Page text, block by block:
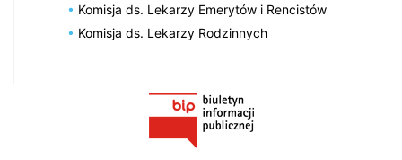
Komisja ds. Lekarzy Emerytów i Rencistów
Komisja ds. Lekarzy Rodzinnych